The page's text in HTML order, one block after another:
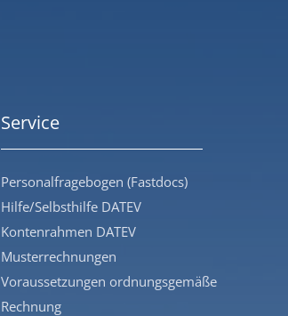
Service
Personalfragebogen (Fastdocs)
Hilfe/Selbsthilfe DATEV
Kontenrahmen DATEV
Musterrechnungen
Voraussetzungen ordnungsgemäße
Rechnung